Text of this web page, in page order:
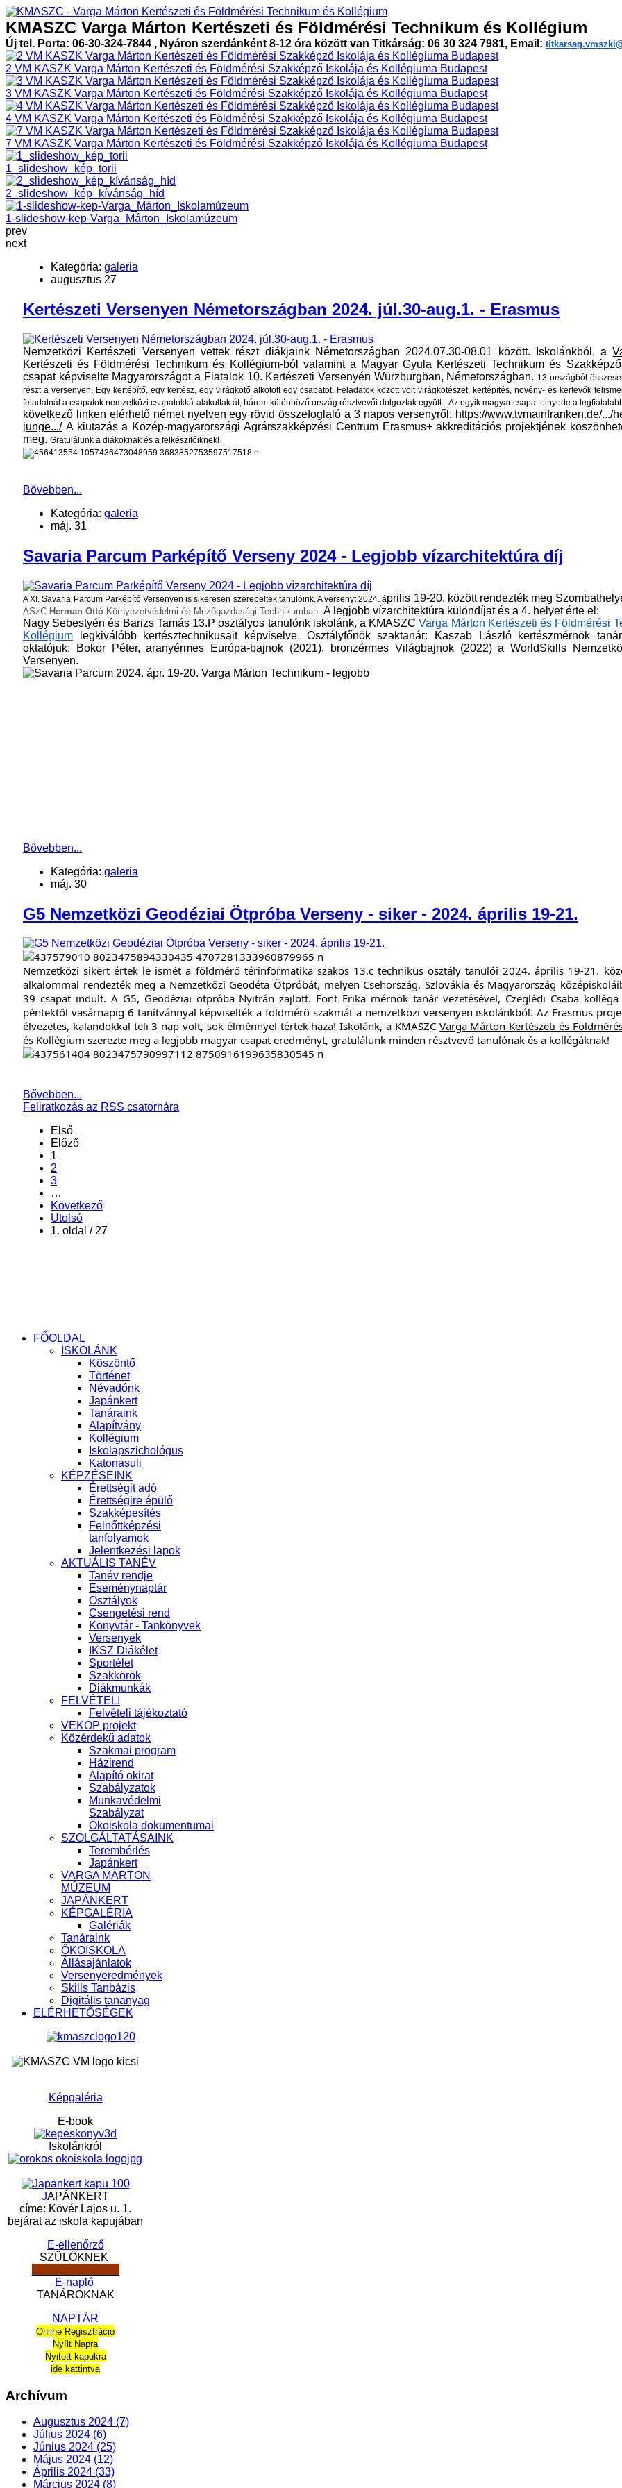
KMASZC Varga Márton Kertészeti és Földmérési Technikum és Kollégium
Új tel. Porta: 06-30-324-7844 , Nyáron szerdánként 8-12 óra között van Titkárság: 06 30 324 7981, Email:
2 VM KASZK Varga Márton Kertészeti és Földmérési Szakképző Iskolája és Kollégiuma Budapest
3 VM KASZK Varga Márton Kertészeti és Földmérési Szakképző Iskolája és Kollégiuma Budapest
4 VM KASZK Varga Márton Kertészeti és Földmérési Szakképző Iskolája és Kollégiuma Budapest
7 VM KASZK Varga Márton Kertészeti és Földmérési Szakképző Iskolája és Kollégiuma Budapest
1_slideshow_kép_torii
2_slideshow_kép_kívánság_híd
1-slideshow-kep-Varga_Márton_Iskolamúzeum
prev
next
Kategória: galeria
augusztus 27
Kertészeti Versenyen Németországban 2024. júl.30-aug.1. - Erasmus
Nemzetközi Kertészeti Versenyen vettek részt diákjaink Németországban 2024.07.30-08.01 között. Iskolánkból, a
Kertészeti és Földmérési Technikum és Kollégium-ból valamint a Magyar Gyula Kertészeti Technikum és
csapat képviselte Magyarországot a Fiatalok 10. Kertészeti Versenyén Würzburgban, Németországban. 13 országból
részt a versenyen. Egy kertépítő, egy kertész, egy virágkötő alkotott egy csapatot. Feladatok között volt virágkötészet, kertépítés, növény- és kertevők
feladatnál a csapatok nemzetközi csapatokká alakultak át, három különböző ország résztvevői dolgoztak együtt. Az egyik magyar csapat elnyerte a
következő linken elérhető német nyelven egy rövid összefoglaló a 3 napos versenyről: https://www.tvmainfranken.de/.../
junge.../ A kiutazás a Közép-magyarországi Agrárszakképzési Centrum Erasmus+ akkreditációs projektjének
meg. Gratulálunk a diákoknak és a felkészítőiknek!
Bővebben...
Kategória: galeria
máj. 31
Savaria Parcum Parképítő Verseny 2024 - Legjobb vízarchitektúra díj
A XI.Savaria ParcumParképítő Versenyen is sikeresen szerepeltek tanulóink. A versenyt 2024. április 19-20. között rendezték meg
ASzC Herman Ottó Környezetvédelmi és Mezőgazdasági Technikumban. A legjobb vízarchitektúra különdíjat és a 4. helyet érte el:
Nagy Sebestyén és Barizs Tamás 13.P osztályos tanulónk iskolánk, a KMASZCVarga Márton Kertészeti és Földmérési
Kollégium legkiválóbb kertésztechnikusait képviselve. Osztályfőnök szaktanár: Kaszab László kertészmérnök
oktatójuk: Bokor Péter, aranyérmes Európa-bajnok (2021), bronzérmes Világbajnok (2022) a WorldSkills
Versenyen.
Bővebben...
Kategória: galeria
máj. 30
G5 Nemzetközi Geodéziai Ötpróba Verseny - siker - 2024. április 19-21.
Nemzetközi sikert értek le ismét a földmérő térinformatika szakos 13.c technikus osztály tanulói 2024. április 19-21.
alkalommal rendezték meg a Nemzetközi Geodéta Ötpróbát, melyen Csehország, Szlovákia és Magyarország
39 csapat indult. A G5, Geodéziai ötpróba Nyitrán zajlott. Font Erika mérnök tanár vezetésével, Czeglédi Csaba kolléga
péntektől vasárnapig 6 tanítvánnyal képviselték a földmérő szakmát a nemzetközi versenyen iskolánkból. Az Erasmus
élvezetes, kalandokkal teli 3 nap volt, sok élménnyel tértek haza! Iskolánk, a KMASZC Varga Márton Kertészeti és
és Kollégium szerezte meg a legjobb magyar csapat eredményt, gratulálunk minden résztvevő tanulónak és a kollégáknak!
Bővebben...
Feliratkozás az RSS csatornára
Első
Előző
1
2
3
…
Következő
Utolsó
1. oldal / 27
FŐOLDAL
ISKOLÁNK
Köszöntő
Történet
Névadónk
Japánkert
Tanáraink
Alapítvány
Kollégium
Iskolapszichológus
Katonasuli
KÉPZÉSEINK
Érettségit adó
Érettségire épülő
Szakképesítés
Felnőttképzési
tanfolyamok
Jelentkezési lapok
AKTUÁLIS TANÉV
Tanév rendje
Eseménynaptár
Osztályok
Csengetési rend
Könyvtár - Tankönyvek
Versenyek
IKSZ Diákélet
Sportélet
Szakkörök
Diákmunkák
FELVÉTELI
Felvételi tájékoztató
VEKOP projekt
Közérdekű adatok
Szakmai program
Házirend
Alapító okirat
Szabályzatok
Munkavédelmi
Szabályzat
Ökoiskola dokumentumai
SZOLGÁLTATÁSAINK
Terembérlés
Japánkert
VARGA MÁRTON
MÚZEUM
JAPÁNKERT
KÉPGALÉRIA
Galériák
Tanáraink
ÖKOISKOLA
Állásajánlatok
Versenyeredmények
Skills Tanbázis
Digitális tananyag
ELÉRHETŐSÉGEK
Képgaléria
E-book
Iskolánkról
JAPÁNKERT
címe: Kövér Lajos u. 1.
bejárat az iskola kapujában
E-ellenőrző
SZÜLŐKNEK
E-napló
TANÁROKNAK
NAPTÁR
Online Regisztráció
Nyílt Napra
Nyitott kapukra
ide kattintva
Archívum
Augusztus 2024 (7)
Július 2024 (6)
Június 2024 (25)
Május 2024 (12)
Április 2024 (33)
Március 2024 (8)